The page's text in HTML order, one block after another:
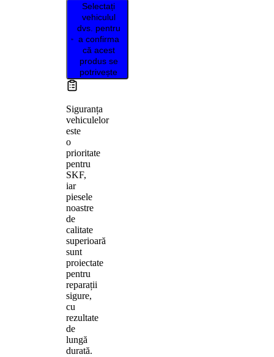
Selectați
vehiculul
dvs. pentru
a confirma
că acest
produs se
potrivește
Siguranța
vehiculelor
este
o
prioritate
pentru
SKF,
iar
piesele
noastre
de
calitate
superioară
sunt
proiectate
pentru
reparații
sigure,
cu
rezultate
de
lungă
durată.